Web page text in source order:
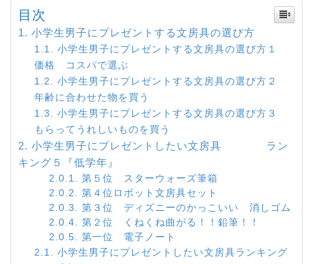
目次
小学生男子にプレゼントする文房具の選び方
小学生男子にプレゼントする文房具の選び方１
価格 コスパで選ぶ
小学生男子にプレゼントする文房具の選び方２
年齢に合わせた物を買う
小学生男子にプレゼントする文房具の選び方３
もらってうれしいものを買う
小学生男子にプレゼントしたい文房具 ラン
キング５『低学年』
第５位 スターウォーズ筆箱
第４位ロボット文房具セット
第３位 ディズニーのかっこいい 消しゴム
第２位 くねくね曲がる！！鉛筆！！
第一位 電子ノート
小学生男子にプレゼントしたい文房具ランキング